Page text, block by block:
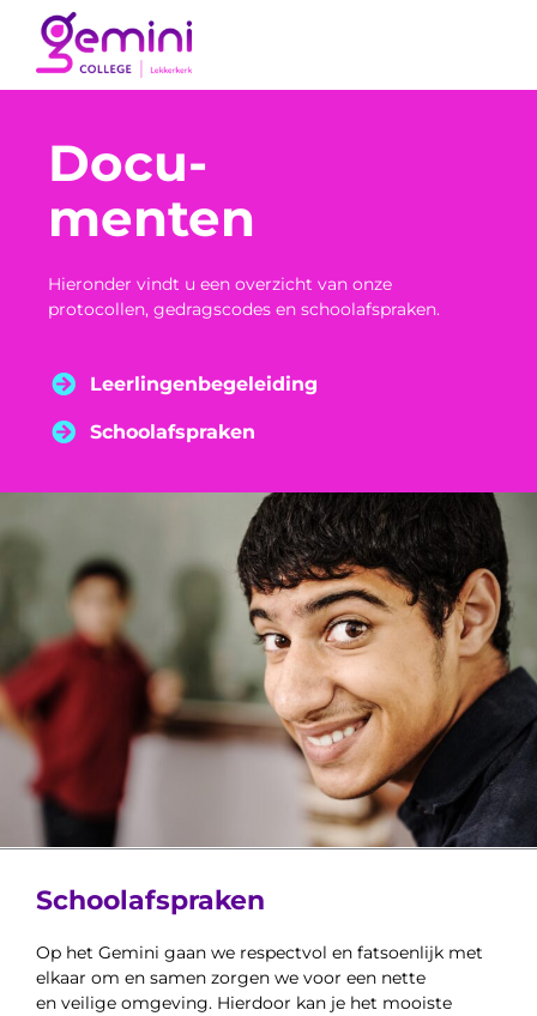
naar
de
Docu-
menten
Hieronder vindt u een overzicht van onze
protocollen, gedragscodes en schoolafspraken.
Leerlingenbegeleiding
Schoolafspraken
Schoolafspraken
Op het Gemini gaan we respectvol en fatsoenlijk met
elkaar om en samen zorgen we voor een nette
en veilige omgeving. Hierdoor kan je het mooiste